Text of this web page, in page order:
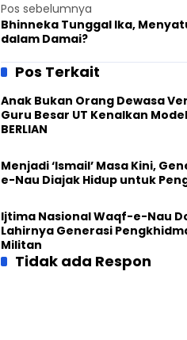
Pos sebelumnya
Bhinneka Tunggal Ika,
dalam Damai?
Pos Terkait
Anak Bukan Orang Dewasa
Guru Besar UT Kenalkan
BERLIAN
Menjadi ‘Ismail’ Masa Kini,
e-Nau Diajak Hidup untuk
Ijtima Nasional Waqf-e-Nau
Lahirnya Generasi
Militan
Tidak ada Respon